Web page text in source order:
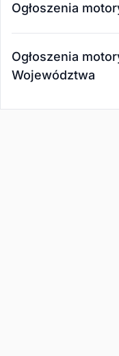
Ogłoszenia
Ogłoszenia
Województwa